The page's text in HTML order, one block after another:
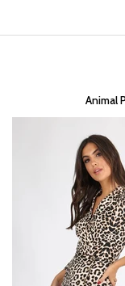
Animal